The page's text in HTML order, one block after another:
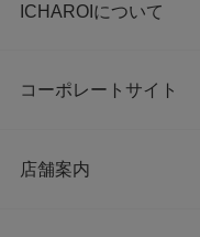
ICHAROIについて
コーポレートサイト
店舗案内